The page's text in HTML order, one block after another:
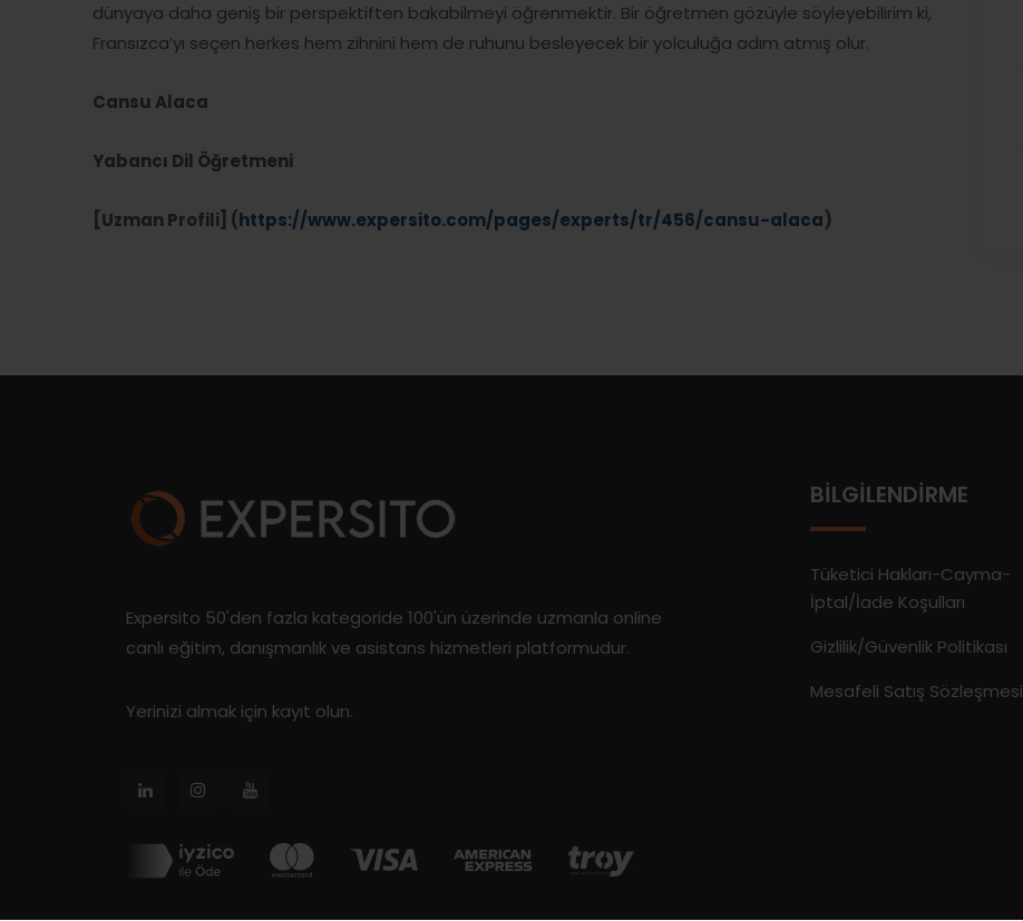
dünyaya daha geniş bir perspektiften bakabilmeyi öğrenmektir. Bir öğretmen gözüyle söyleyebilirim ki,
Fransızca’yı seçen herkes hem zihnini hem de ruhunu besleyecek bir yolculuğa adım atmış olur.
Cansu Alaca
Yabancı Dil Öğretmeni
[Uzman Profili] (https://www.expersito.com/pages/experts/tr/456/cansu-alaca)
Expersito 50'den fazla kategoride 100'ün üzerinde uzmanla online
canlı eğitim, danışmanlık ve asistans hizmetleri platformudur.
Yerinizi almak için kayıt olun.
BILGILENDIRME
Tüketici Hakları-Cayma-
İptal/İade Koşulları
Gizlilik/Güvenlik Politikası
Mesafeli Satış Sözleşmesi